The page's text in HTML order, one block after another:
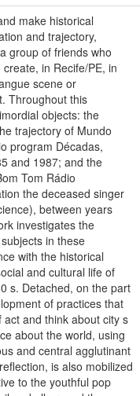
make historical
and trajectory,
group of friends who
in Recife/PE, in
scene or
Throughout this
objects: the
trajectory of Mundo
program Décadas,
and 1987; and the
Tom Rádio
the deceased singer
between years
investigates the
in these
with the historical
and cultural life of
s. Detached, on the part
of practices that
and think about city s
about the world, using
and central agglutinant
is also mobilized
to the youthful pop